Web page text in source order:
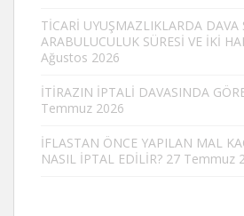
TİCARİ UYUŞMAZLIKLARDA DAVA
ARABULUCULUK SÜRESİ VE İKİ
Ağustos 2026
İTİRAZIN İPTALİ DAVASINDA
Temmuz 2026
İFLASTAN ÖNCE YAPILAN MAL
NASIL İPTAL EDİLİR? 27 Temmuz